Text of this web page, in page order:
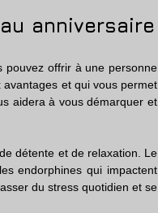
anniversaire
pouvez offrir à une personne
avantages et qui vous permet
aidera à vous démarquer et
détente et de relaxation. Le
endorphines qui impactent
du stress quotidien et se